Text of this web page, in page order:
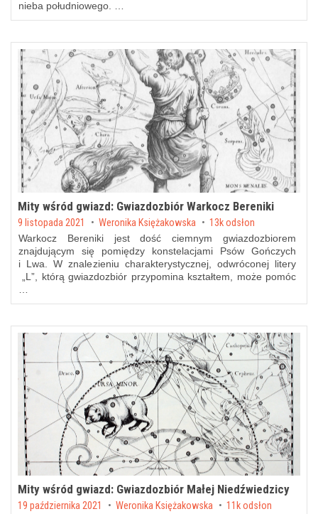
nieba południowego. …
Mity wśród gwiazd: Gwiazdozbiór Warkocz Bereniki
Posted on
9 listopada 2021 byWeronika Księżakowska 13k odsłon
Warkocz Bereniki jest dość ciemnym gwiazdozbiorem
znajdującym się pomiędzy konstelacjami Psów Gończych
i Lwa. W znalezieniu charakterystycznej, odwróconej litery
„L”, którą gwiazdozbiór przypomina kształtem, może pomóc
Mity wśród gwiazd: Gwiazdozbiór Małej Niedźwiedzicy
Posted on
19 października 2021 byWeronika Księżakowska 11k odsłon